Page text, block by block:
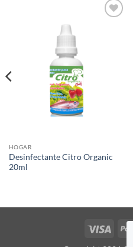
HOGAR
Desinfectante Citro Organic
20ml
Visa